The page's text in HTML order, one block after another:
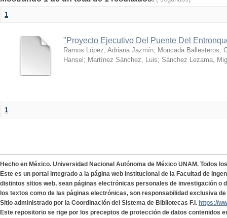
1
"Proyecto Ejecutivo Del Puente Del
Ramos López, Adriana Jazmín; Moncada Ballesteros,
Hansel ; Martínez Sánchez, Luis; Sánchez Lezama,
1
Hecho en México. Universidad Nacional Autónoma de México UNAM. Todos
Este es un portal integrado a la página web institucional de la Facultad de
distintos sitios web, sean páginas electrónicas personales de investigación o
los textos como de las páginas electrónicas, son responsabilidad exclusiva
Sitio administrado por la Coordinación del Sistema de Bibliotecas F.I. https://
Este repositorio se rige por los preceptos de protección de datos contenidos